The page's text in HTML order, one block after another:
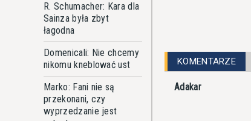
R. Schumacher: Kara dla
Sainza była zbyt
łagodna
Domenicali: Nie chcemy
nikomu kneblować ust
Marko: Fani nie są
przekonani, czy
wyprzedzanie jest
KOMENTARZE
Adakar